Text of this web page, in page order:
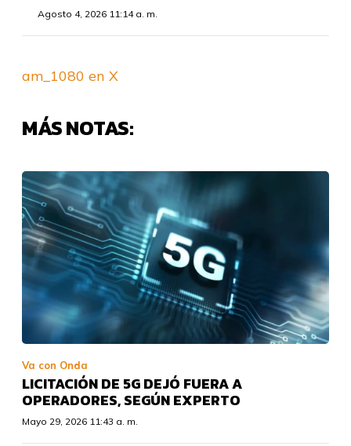
Agosto 4, 2026 11:14 a. m.
am_1080 en X
MÁS NOTAS:
Va con Onda
LICITACIÓN DE 5G DEJÓ FUERA A
OPERADORES, SEGÚN EXPERTO
Mayo 29, 2026 11:43 a. m.